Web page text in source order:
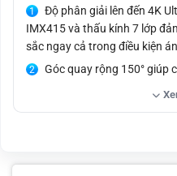
Độ phân giải lên đến 4K
IMX415 và thấu kính 7 lớp
sắc ngay cả trong điều kiện
Góc quay rộng 150° giúp
Tích hợp tính năng cảnh
với các tính năng cảnh báo